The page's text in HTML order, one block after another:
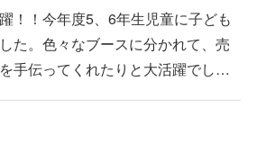
！！今年度5、6年生児童に子ども
た。色々なブースに分かれて、売
手伝ってくれたりと大活躍でし…